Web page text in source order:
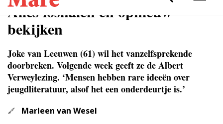
Alles loshalen en opnieuw
bekijken
Joke van Leeuwen (61) wil het vanzelfsprekende
doorbreken. Volgende week geeft ze de Albert
Verweylezing. ‘Mensen hebben rare ideeën over
jeugdliteratuur, alsof het een onderdeurtje is.’
Marleen van Wesel